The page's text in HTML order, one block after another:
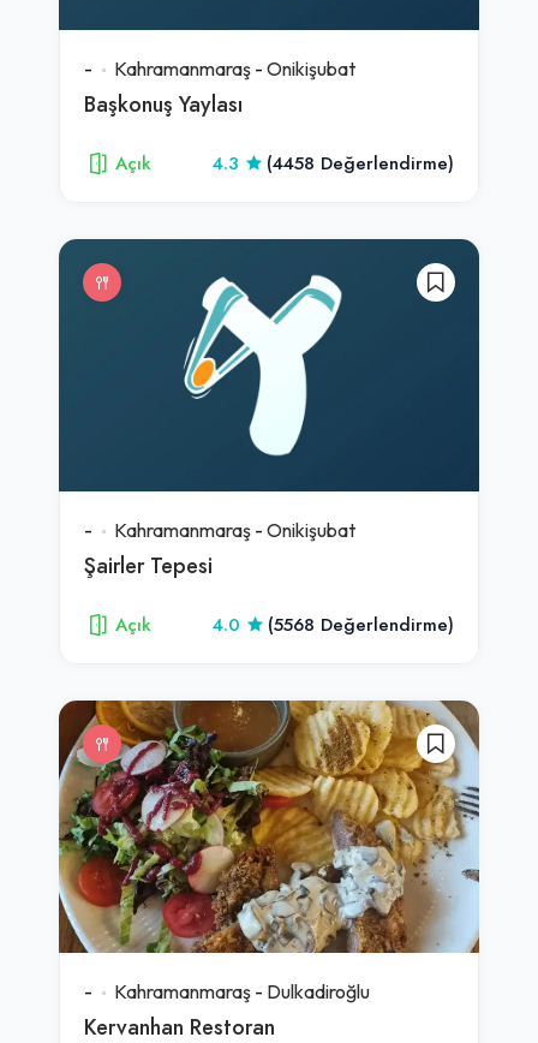
- Kahramanmaraş - Onikişubat
Başkonuş Yaylası
Açık 4.3 (4458 Değerlendirme)
- Kahramanmaraş - Onikişubat
Şairler Tepesi
Açık 4.0 (5568 Değerlendirme)
- Kahramanmaraş - Dulkadiroğlu
Kervanhan Restoran